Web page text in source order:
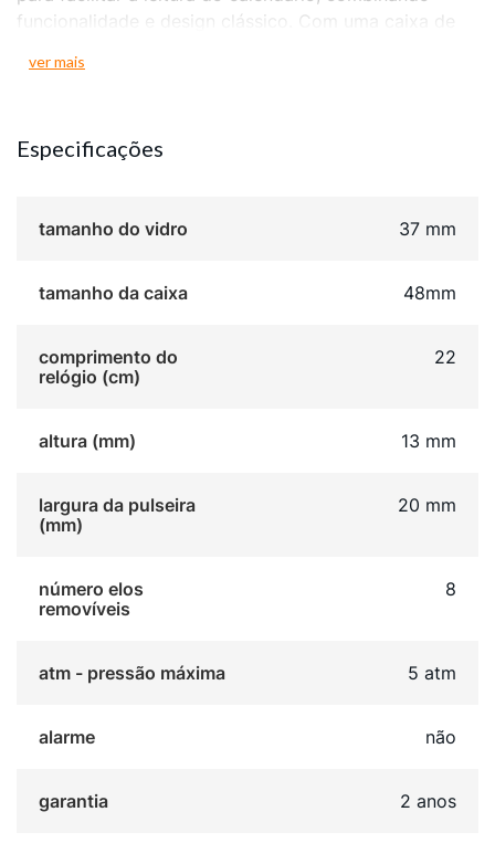
funcionalidade e design clássico. Com uma caixa de
tamanhos de pulso, garantindo conforto e estilo. As
tornando este relógio um acessório indispensável para
ver mais
Especificações
tamanho do vidro 37 mm
tamanho da caixa 48mm
comprimento do
relógio (cm)
22
altura (mm) 13 mm
largura da pulseira
(mm)
20 mm
número elos
removíveis
8
atm - pressão máxima 5 atm
alarme não
garantia 2 anos